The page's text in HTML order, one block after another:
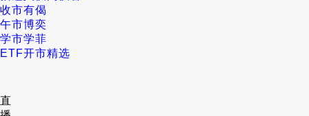
收市有偈
午市博奕
学市学菲
ETF开市精选
直